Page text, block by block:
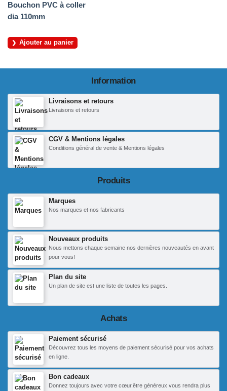
Bouchon PVC à coller
dia 110mm
Ajouter au panier
Information
Livraisons et retours
Livraisons et retours
CGV & Mentions légales
Conditions général de vente & Mentions légales
Produits
Marques
Nos marques et nos fabricants
Nouveaux produits
Nous mettons chaque semaine nos dernières nouveautés en avant
pour vous!
Plan du site
Un plan de site est une liste de toutes les pages.
Achats
Paiement sécurisé
Découvrez tous les moyens de paiement sécurisé pour vos achats
en ligne.
Bon cadeaux
Donnez toujours avec votre cœur,être généreux vous rendra plus